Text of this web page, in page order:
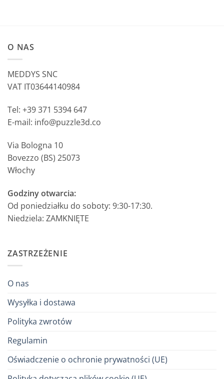
O NAS
MEDDYS SNC
VAT IT03644140984
Tel: +39 371 5394 647
E-mail: info@puzzle3d.co
Via Bologna 10
Bovezzo (BS) 25073
Włochy
Godziny otwarcia:
Od poniedziałku do soboty: 9:30-17:30.
Niedziela: ZAMKNIĘTE
ZASTRZEŻENIE
O nas
Wysyłka i dostawa
Polityka zwrotów
Regulamin
Oświadczenie o ochronie prywatności (UE)